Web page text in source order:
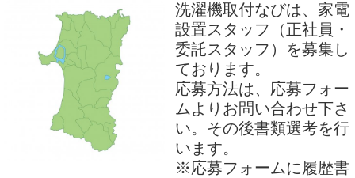
洗濯機取付なびは、家電
設置スタッフ（正社員・
委託スタッフ）を募集し
ております。
応募方法は、応募フォー
ムよりお問い合わせ下さ
い。その後書類選考を行
います。
※応募フォームに履歴書